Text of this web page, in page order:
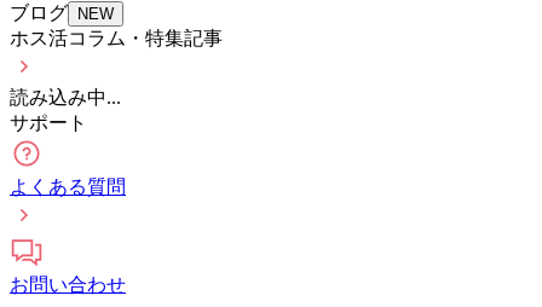
ブログ NEW
ホス活コラム・特集記事
読み込み中...
サポート
よくある質問
お問い合わせ